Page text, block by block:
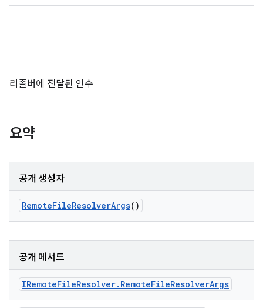
리졸버에 전달된 인수
요약
공개 생성자
RemoteFileResolverArgs()
공개 메서드
IRemoteFileResolver. RemoteFileResolverArgs